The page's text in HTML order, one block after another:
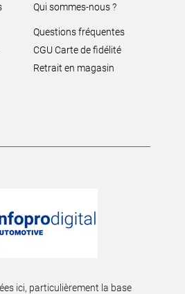
Qui sommes-nous ?
Questions fréquentes
CGU Carte de fidélité
Retrait en magasin
ici, particulièrement la base